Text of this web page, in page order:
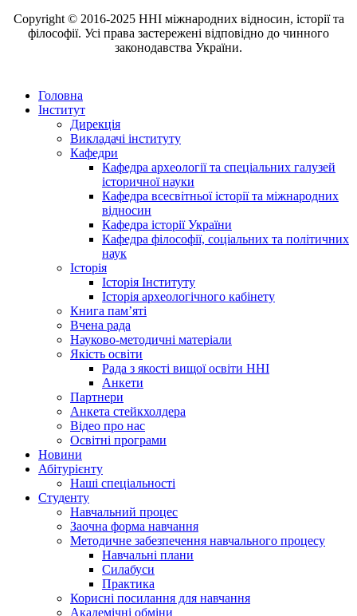
Copyright © 2016-2025 ННІ міжнародних відносин, історії та
філософії. Усі права застережені відповідно до чинного
законодавства України.
Головна
Інститут
Дирекція
Викладачі інституту
Кафедри
Кафедра археології та спеціальних галузей
історичної науки
Кафедра всесвітньої історії та міжнародних
відносин
Кафедра історії України
Кафедра філософії, соціальних та політичних
наук
Історія
Історія Інституту
Історія археологічного кабінету
Книга памʼяті
Вчена рада
Науково-методичні матеріали
Якість освіти
Рада з якості вищої освіти ННІ
Анкети
Партнери
Анкета стейкхолдера
Відео про нас
Освітні програми
Hовини
Абітурієнту
Наші спеціальності
Студенту
Навчальний процес
Заочна форма навчання
Методичне забезпечення навчального процесу
Навчальні плани
Силабуси
Практика
Корисні посилання для навчання
Академічні обміни